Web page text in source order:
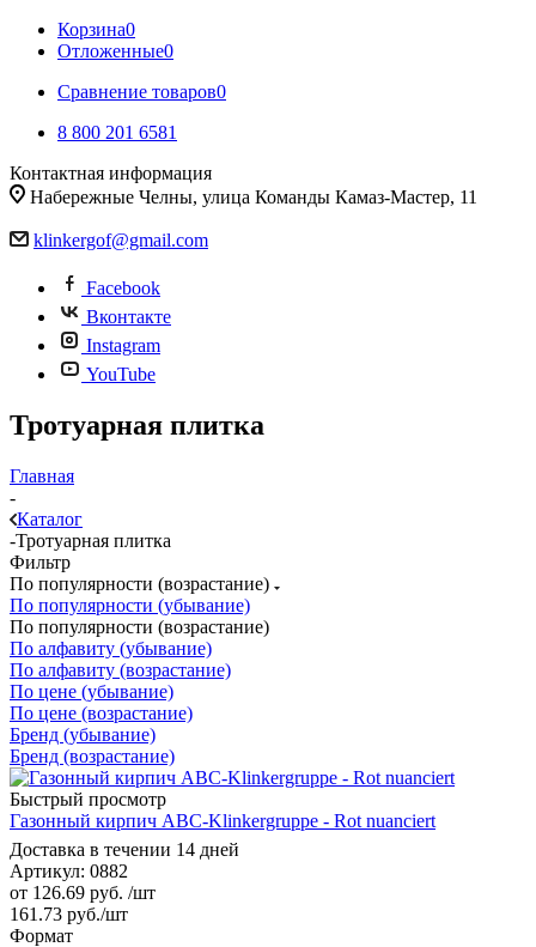
Корзина0
Отложенные0
Сравнение товаров0
8 800 201 6581
Контактная информация
Набережные Челны, улица Команды Камаз-Мастер, 11
klinkergof@gmail.com
Facebook
Вконтакте
Instagram
YouTube
Тротуарная плитка
Главная
-
Каталог
-Тротуарная плитка
Фильтр
По популярности (возрастание)
По популярности (убывание)
По популярности (возрастание)
По алфавиту (убывание)
По алфавиту (возрастание)
По цене (убывание)
По цене (возрастание)
Бренд (убывание)
Бренд (возрастание)
Быстрый просмотр
Газонный кирпич ABC-Klinkergruppe - Rot nuanciert
Доставка в течении 14 дней
Артикул: 0882
от 126.69 руб. /шт
161.73 руб./шт
Формат